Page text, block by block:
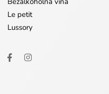
Le petit
Lussory